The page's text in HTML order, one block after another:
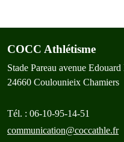
COCC Athlétisme
Stade Pareau avenue
24660 Coulounieix Chamiers
Tél. : 06-10-95-14-51
communication@coccathle.fr